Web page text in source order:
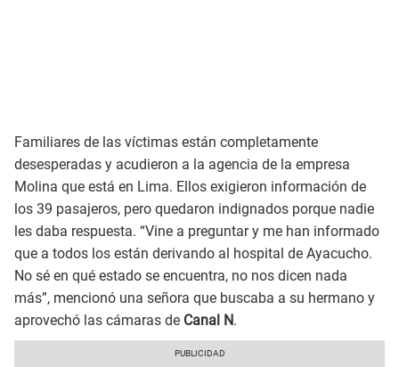
Familiares de las víctimas están completamente
desesperadas y acudieron a la agencia de la empresa
Molina que está en Lima. Ellos exigieron información de
los 39 pasajeros, pero quedaron indignados porque nadie
les daba respuesta. “Vine a preguntar y me han informado
que a todos los están derivando al hospital de Ayacucho.
No sé en qué estado se encuentra, no nos dicen nada
más”, mencionó una señora que buscaba a su hermano y
aprovechó las cámaras de Canal N.